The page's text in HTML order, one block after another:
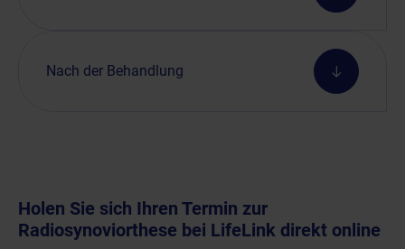
Nach der Behandlung
Holen Sie sich Ihren Termin zur
Radiosynoviorthese bei LifeLink direkt online